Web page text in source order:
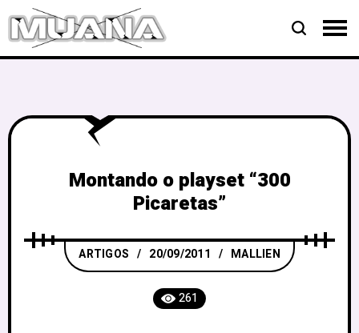
Montando o playset “300
Picaretas”
ARTIGOS 20/09/2011 MALLIEN
261